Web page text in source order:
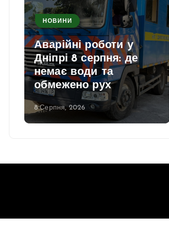
НОВИНИ
Аварійні роботи у
Дніпрі 8 серпня: де
немає води та
обмежено рух
8 Серпня, 2026